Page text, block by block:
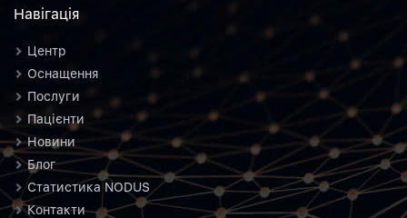
Навiгацiя
Центр
Оснащення
Послуги
Пацієнти
Новини
Блог
Статистика NODUS
Контакти